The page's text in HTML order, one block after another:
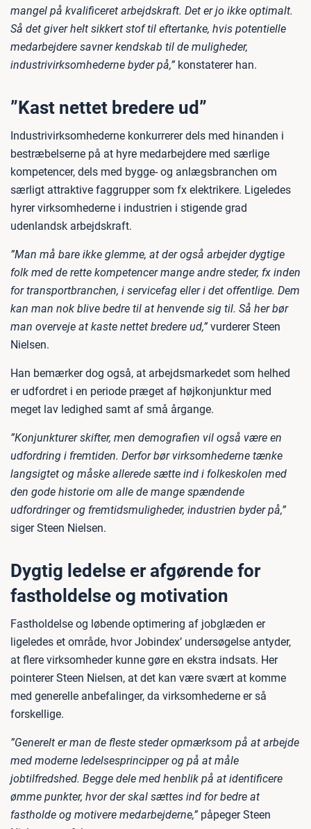
mangel på kvalificeret arbejdskraft. Det er jo ikke optimalt.
Så det giver helt sikkert stof til eftertanke, hvis potentielle
medarbejdere savner kendskab til de muligheder,
industrivirksomhederne byder på,” konstaterer han.
”Kast nettet bredere ud”
Industrivirksomhederne konkurrerer dels med hinanden i
bestræbelserne på at hyre medarbejdere med særlige
kompetencer, dels med bygge- og anlægsbranchen om
særligt attraktive faggrupper som fx elektrikere. Ligeledes
hyrer virksomhederne i industrien i stigende grad
udenlandsk arbejdskraft.
”Man må bare ikke glemme, at der også arbejder dygtige
folk med de rette kompetencer mange andre steder, fx inden
for transportbranchen, i servicefag eller i det offentlige. Dem
kan man nok blive bedre til at henvende sig til. Så her bør
man overveje at kaste nettet bredere ud,” vurderer Steen
Nielsen.
Han bemærker dog også, at arbejdsmarkedet som helhed
er udfordret i en periode præget af højkonjunktur med
meget lav ledighed samt af små årgange.
”Konjunkturer skifter, men demografien vil også være en
udfordring i fremtiden. Derfor bør virksomhederne tænke
langsigtet og måske allerede sætte ind i folkeskolen med
den gode historie om alle de mange spændende
udfordringer og fremtidsmuligheder, industrien byder på,”
siger Steen Nielsen.
Dygtig ledelse er afgørende for
fastholdelse og motivation
Fastholdelse og løbende optimering af jobglæden er
ligeledes et område, hvor Jobindex’ undersøgelse antyder,
at flere virksomheder kunne gøre en ekstra indsats. Her
pointerer Steen Nielsen, at det kan være svært at komme
med generelle anbefalinger, da virksomhederne er så
forskellige.
”Generelt er man de fleste steder opmærksom på at arbejde
med moderne ledelsesprincipper og på at måle
jobtilfredshed. Begge dele med henblik på at identificere
ømme punkter, hvor der skal sættes ind for bedre at
fastholde og motivere medarbejderne,” påpeger Steen